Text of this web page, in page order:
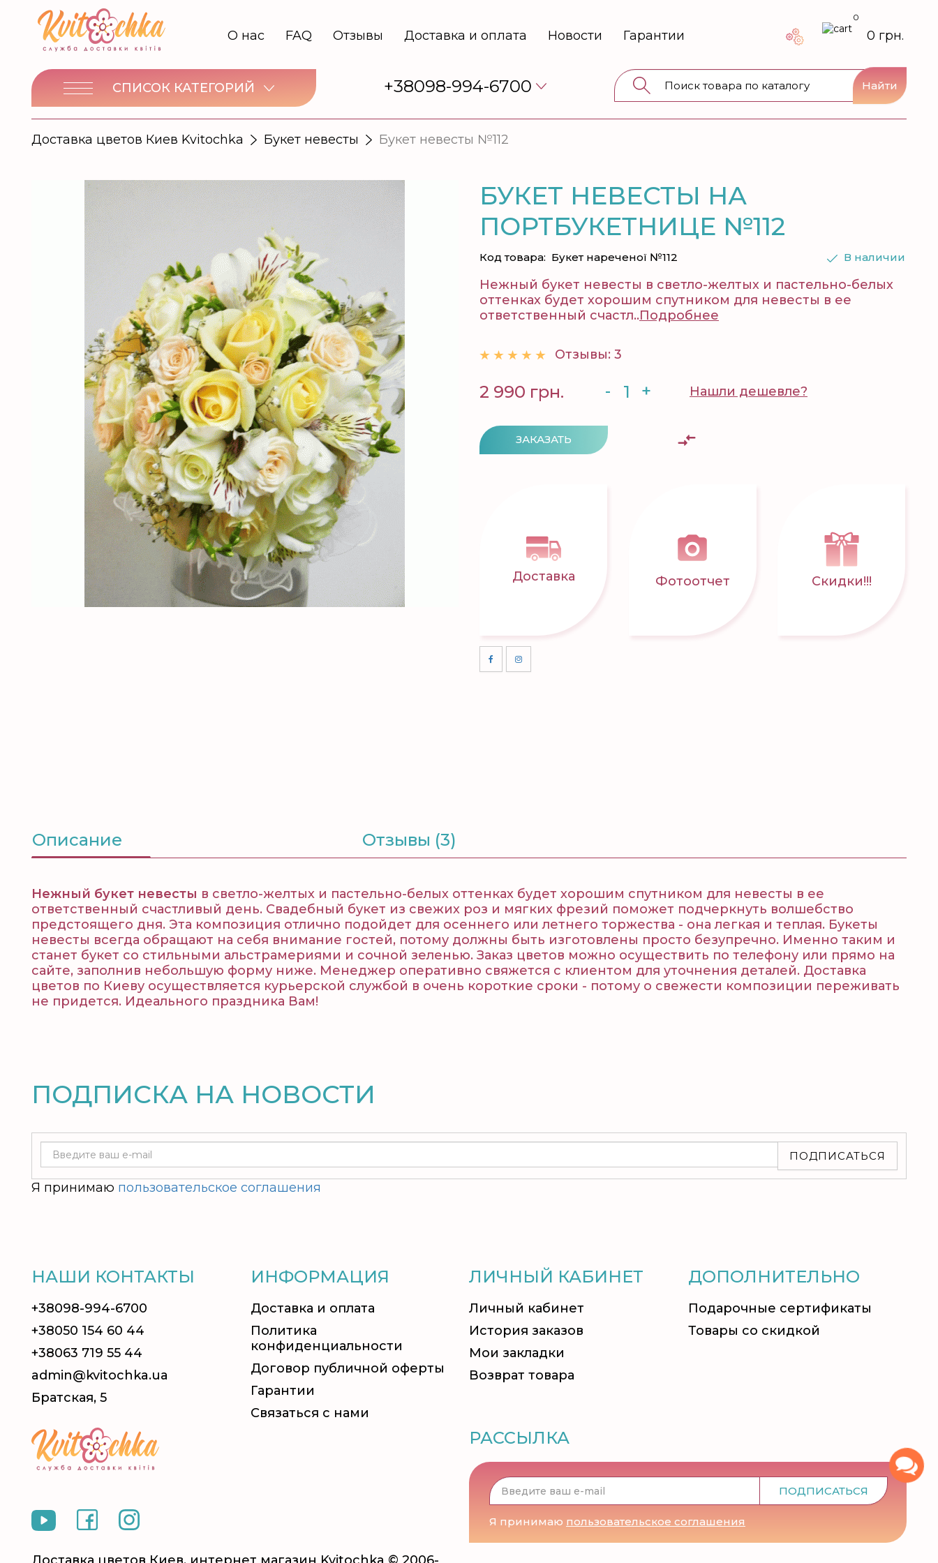
О нас FAQ Отзывы Доставка и оплата Новости Гарантии
0
0 грн.
СПИСОК КАТЕГОРИЙ +38098-994-6700 Найти
Доставка цветов Киев Kvitochka Букет невесты Букет невесты №112
БУКЕТ НЕВЕСТЫ НА
ПОРТБУКЕТНИЦЕ №112
В наличии
Код товара: Букет нареченої №112
Нежный букет невесты в светло-желтых и пастельно-белых
оттенках будет хорошим спутником для невесты в ее
ответственный счастл..Подробнее
Отзывы: 3
2 990 грн. - + Нашли дешевле?
ЗАКАЗАТЬ
Доставка Фотоотчет Скидки!!!
Описание Отзывы (3)
Нежный букет невесты в светло-желтых и пастельно-белых оттенках будет хорошим спутником для невесты в ее
ответственный счастливый день. Свадебный букет из свежих роз и мягких фрезий поможет подчеркнуть волшебство
предстоящего дня. Эта композиция отлично подойдет для осеннего или летнего торжества - она легкая и теплая. Букеты
невесты всегда обращают на себя внимание гостей, потому должны быть изготовлены просто безупречно. Именно таким и
станет букет со стильными альстрамериями и сочной зеленью. Заказ цветов можно осуществить по телефону или прямо на
сайте, заполнив небольшую форму ниже. Менеджер оперативно свяжется с клиентом для уточнения деталей. Доставка
цветов по Киеву осуществляется курьерской службой в очень короткие сроки - потому о свежести композиции переживать
не придется. Идеального праздника Вам!
ПОДПИСКА НА НОВОСТИ
ПОДПИСАТЬСЯ
Я принимаю пользовательское соглашения
НАШИ КОНТАКТЫ
+38098-994-6700
+38050 154 60 44
+38063 719 55 44
admin@kvitochka.ua
Братская, 5
ИНФОРМАЦИЯ
Доставка и оплата
Политика
конфиденциальности
Договор публичной оферты
Гарантии
Связаться с нами
ЛИЧНЫЙ КАБИНЕТ
Личный кабинет
История заказов
Мои закладки
Возврат товара
ДОПОЛНИТЕЛЬНО
Подарочные сертификаты
Товары со скидкой
РАССЫЛКА
ПОДПИСАТЬСЯ
Я принимаю пользовательское соглашения